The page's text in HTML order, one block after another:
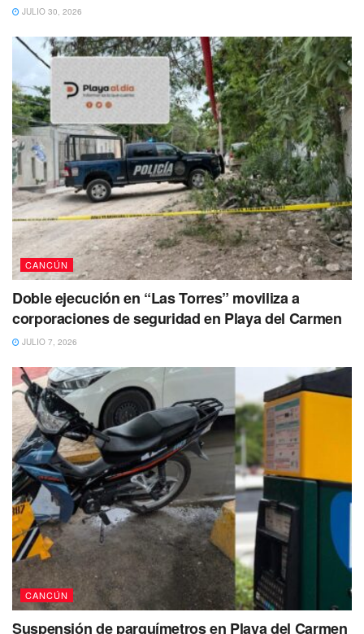
— cancunaldi2 (@cancunaldi2)
2023
La consternación se apoderó del lugar, luego de que la
madre del joven entrara en shock aferrándose al cuerpo de
su hijo que yacía en el piso ensangrentado.
Agentes ministeriales así como peritos de la fiscalía
general del estado se encargaron de levantamiento del
cuerpo para ser trasladado al SEMEFO.
JULIO 30, 2026
CANCÚN
Doble ejecución en “Las Torres” moviliza a
corporaciones de seguridad en Playa del Carmen
JULIO 7, 2026
CANCÚN
Suspensión de parquímetros en Playa del Carmen